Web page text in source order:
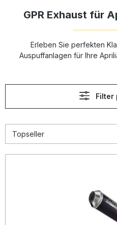
GPR Exhaust für
Erleben Sie perfekten
Auspuffanlagen für Ihre
Filter